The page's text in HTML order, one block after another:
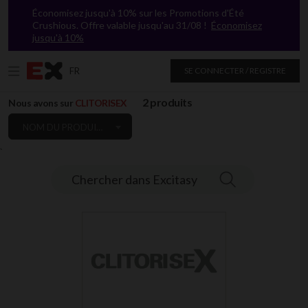
`
Économisez jusqu'à 10% sur les Promotions d'Été
Crushious. Offre valable jusqu'au 31/08 ! Économisez
jusqu'à 10%
FR SE CONNECTER / REGISTRE
Chercher dans Excitasy
Nous avons sur CLITORISEX 2 produits